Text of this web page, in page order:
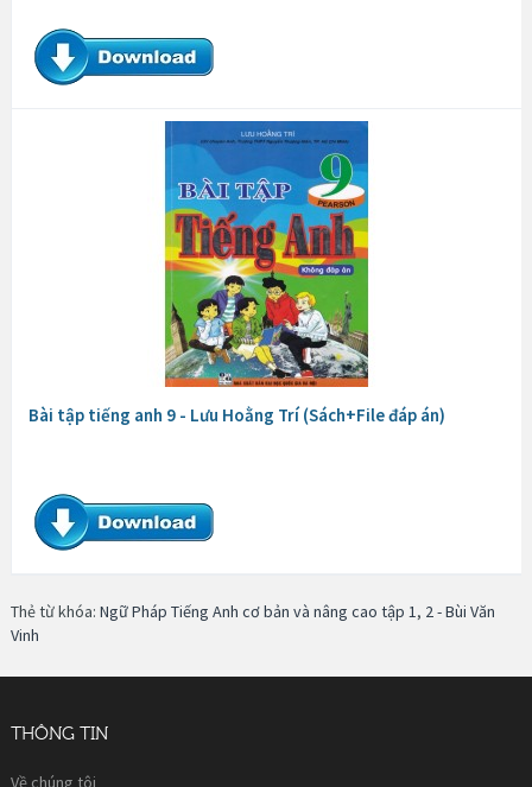
Bài tập tiếng anh 9 - Lưu Hoằng Trí (Sách+File đáp án)
Thẻ từ khóa: Ngữ Pháp Tiếng Anh cơ bản và nâng cao tập 1, 2 - Bùi Văn
Vinh
THÔNG TIN
Về chúng tôi